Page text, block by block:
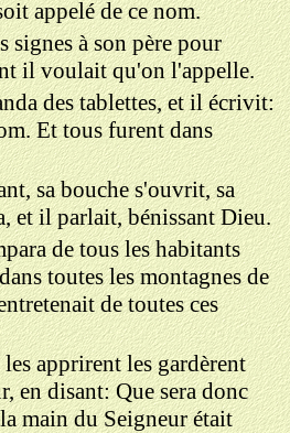
appelé de ce nom.
signes à son père pour
il voulait qu'on l'appelle.
des tablettes, et il écrivit:
Et tous furent dans
sa bouche s'ouvrit, sa
et il parlait, bénissant Dieu.
de tous les habitants
toutes les montagnes de
de toutes ces
apprirent les gardèrent
en disant: Que sera donc
main du Seigneur était